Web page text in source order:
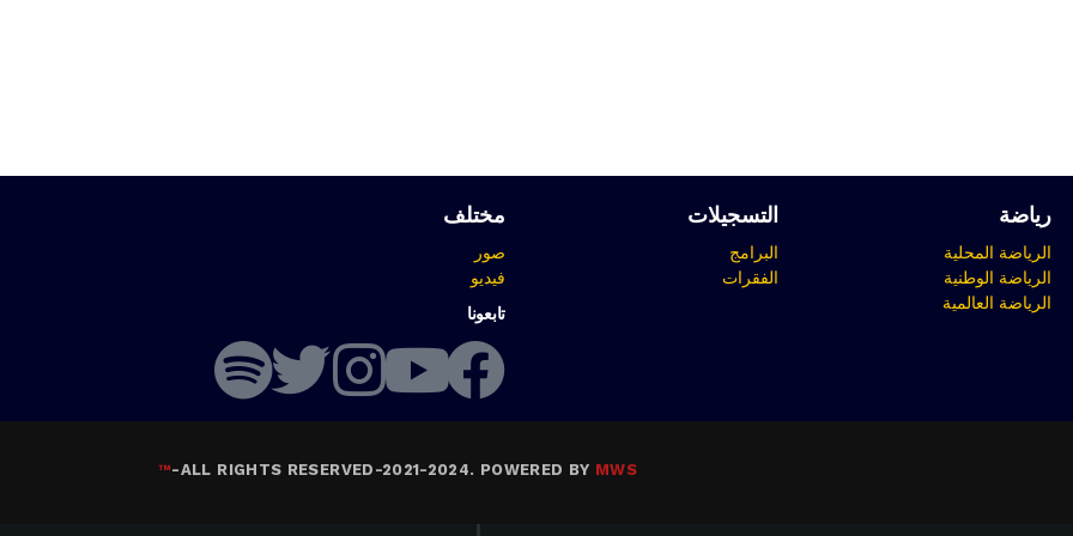
رياضة
الرياضة المحلية
الرياضة الوطنية
الرياضة العالمية
التسجيلات
البرامج
الفقرات
مختلف
صور
فيديو
تابعونا
ALL RIGHTS RESERVED-2021-2024. POWERED BY MWS
-
™